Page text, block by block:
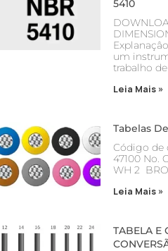
5410
um
trabalho de
Leia Mais »
Tabelas
Código de
47100 No.
WH 2
Leia Mais »
TABELA E